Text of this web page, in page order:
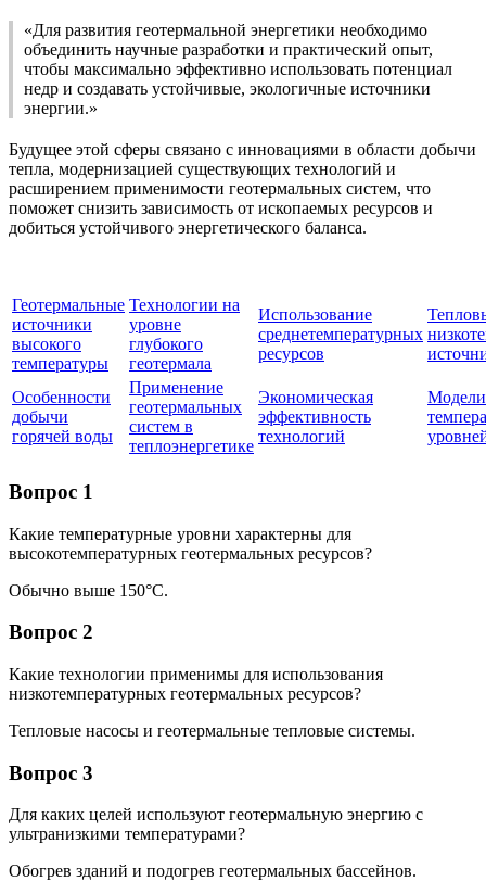
«Для развития геотермальной энергетики необходимо
объединить научные разработки и практический опыт,
чтобы максимально эффективно использовать потенциал
недр и создавать устойчивые, экологичные источники
энергии.»
Будущее этой сферы связано с инновациями в области добычи
тепла, модернизацией существующих технологий и
расширением применимости геотермальных систем, что
поможет снизить зависимость от ископаемых ресурсов и
добиться устойчивого энергетического баланса.
Геотермальные
источники
высокого
температуры
Технологии на
уровне
глубокого
геотермала
Использование
среднетемпературных
ресурсов
Особенности
добычи
горячей воды
Применение
геотермальных
систем в
теплоэнергетике
Экономическая
эффективность
технологий
Модели
Вопрос 1
Какие температурные уровни характерны для
высокотемпературных геотермальных ресурсов?
Обычно выше 150°C.
Вопрос 2
Какие технологии применимы для использования
низкотемпературных геотермальных ресурсов?
Тепловые насосы и геотермальные тепловые системы.
Вопрос 3
Для каких целей используют геотермальную энергию с
ультранизкими температурами?
Обогрев зданий и подогрев геотермальных бассейнов.